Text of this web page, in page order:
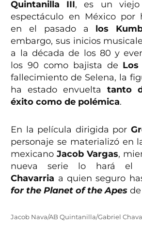
Quintanilla III, es un viejo
espectáculo en México por
en el pasado a los
embargo, sus inicios
a la década de los 80 y
los 90 como bajista de Los
fallecimiento de Selena, la
ha estado envuelta tanto
éxito como de polémica.
En la película dirigida por
personaje se materializó en
mexicanoJacob Vargas,
nueva serie lo hará el
Chavarria a quien seguro
for the Planet of the Apes de
Jacob Nava/AB Quintanilla/Gabriel